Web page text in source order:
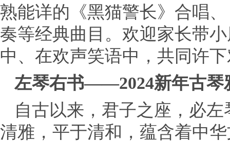
熟能详的《黑猫警长》合唱
奏等经典曲目。欢迎家长带
中、在欢声笑语中，共同许
左琴右书——2024新年古琴
自古以来，君子之座，必
清雅，平于清和，蕴含着中